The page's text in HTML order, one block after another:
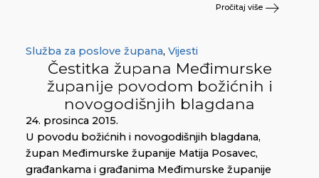
Pročitaj više
Služba za poslove župana, Vijesti
Čestitka župana Međimurske
županije povodom božićnih i
novogodišnjih blagdana
24. prosinca 2015.
U povodu božićnih i novogodišnjih blagdana,
župan Međimurske županije Matija Posavec,
građankama i građanima Međimurske županije